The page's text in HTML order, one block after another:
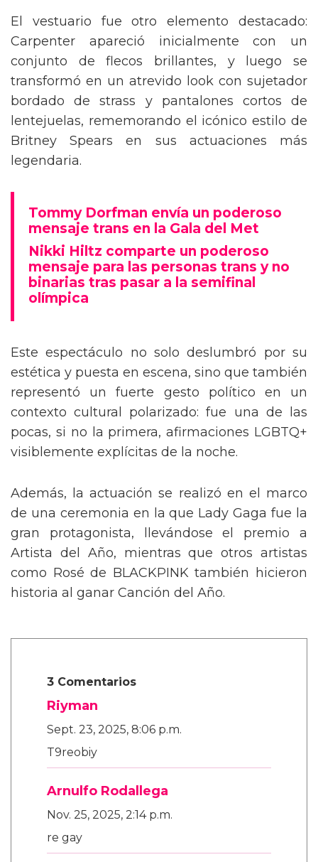
El vestuario fue otro elemento destacado:
Carpenter apareció inicialmente con un
conjunto de flecos brillantes, y luego se
transformó en un atrevido look con sujetador
bordado de strass y pantalones cortos de
lentejuelas, rememorando el icónico estilo de
Britney Spears en sus actuaciones más
legendaria.
Tommy Dorfman envía un poderoso
mensaje trans en la Gala del Met
Nikki Hiltz comparte un poderoso
mensaje para las personas trans y no
binarias tras pasar a la semifinal
olímpica
Este espectáculo no solo deslumbró por su
estética y puesta en escena, sino que también
representó un fuerte gesto político en un
contexto cultural polarizado: fue una de las
pocas, si no la primera, afirmaciones LGBTQ+
visiblemente explícitas de la noche.
Además, la actuación se realizó en el marco
de una ceremonia en la que Lady Gaga fue la
gran protagonista, llevándose el premio a
Artista del Año, mientras que otros artistas
como Rosé de BLACKPINK también hicieron
historia al ganar Canción del Año.
3 Comentarios
Riyman
Sept. 23, 2025, 8:06 p.m.
T9reobiy
Arnulfo Rodallega
Nov. 25, 2025, 2:14 p.m.
re gay